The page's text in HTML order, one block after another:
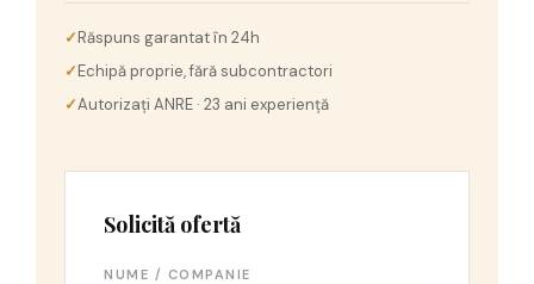
Răspuns garantat în 24h
Echipă proprie, fără subcontractori
Autorizați ANRE · 23 ani experiență
Solicită ofertă
NUME / COMPANIE